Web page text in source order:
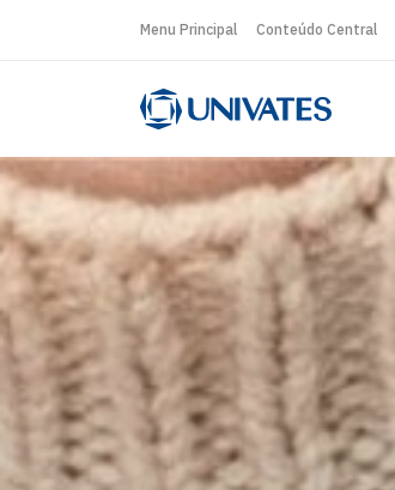
Menu Principal Conteúdo Central